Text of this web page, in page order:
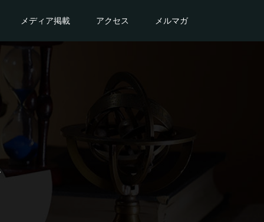
メディア掲載 アクセス メルマガ